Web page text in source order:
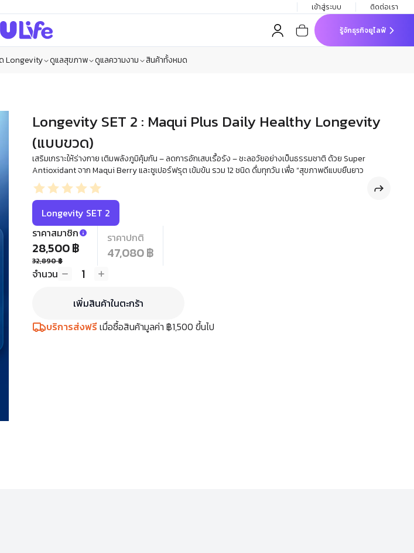
เข้าสู่ระบบ ติดต่อเรา
รู้จักธุรกิจยูไลฟ์
Longevity ดูแลสุขภาพ ดูแลความงาม สินค้าทั้งหมด
Longevity SET 2 : Maqui Plus Daily Healthy Longevity
(แบบขวด)
เสริมเกราะให้ร่างกาย เติมพลังภูมิคุ้มกัน – ลดการอักเสบเรื้อรัง – ชะลอวัยอย่างเป็นธรรมชาติ ด้วย Super
Antioxidant จาก Maqui Berry และซูเปอร์ฟรุต เข้มข้น รวม 12 ชนิด ดื่มทุกวัน เพื่อ “สุขภาพดีแบบยืนยาว
Longevity SET 2
ราคาสมาชิก
28,500 ฿
32,890 ฿
ราคาปกติ
47,080 ฿
จำนวน 1
เพิ่มสินค้าในตะกร้า
บริการส่งฟรีเมื่อซื้อสินค้ามูลค่า ฿1,500 ขึ้นไป